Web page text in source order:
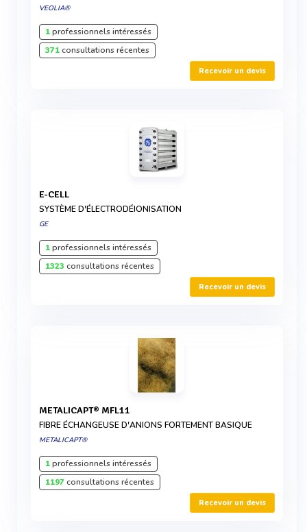
VEOLIA®
1professionnels intéressés
371consultations récentes
Recevoir un devis
E-CELL
SYSTÈME D'ÉLECTRODÉIONISATION
GE
1professionnels intéressés
1323 consultations récentes
Recevoir un devis
METALICAPT® MFL11
FIBRE ÉCHANGEUSE D'ANIONS FORTEMENT BASIQUE
METALICAPT®
1professionnels intéressés
1197consultations récentes
Recevoir un devis